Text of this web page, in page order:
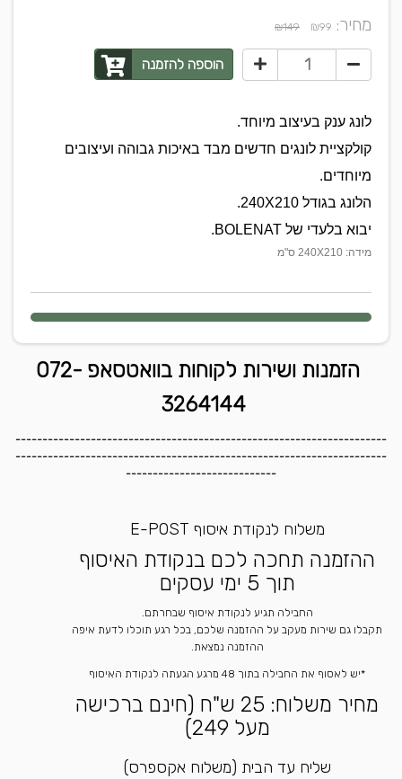
מחיר: ₪99
₪149
הוספה להזמנה
לונג ענק בעיצוב מיוחד.
קולקציית לונגים חדשים מבד באיכות גבוהה ועיצובים
מיוחדים.
הלונג בגודל 240X210.
יבוא בלעדי של BOLENAT.
מידה: 240X210 ס"מ
הזמנות ושירות לקוחות בוואטסאפ 072-
3264144
---------------------------------------------------------------------
---------------------------------------------------------------------
----------------------------
משלוח לנקודת איסוף E-POST
ההזמנה תחכה לכם בנקודת האיסוף
תוך 5 ימי עסקים
החבילה תגיע לנקודת איסוף שבחרתם.
תקבלו גם שירות מעקב על ההזמנה שלכם, בכל רגע תוכלו לדעת איפה
ההזמנה נמצאת.
*יש לאסוף את החבילה בתוך 48 מרגע הגעתה לנקודת האיסוף
מחיר משלוח: 25 ש"ח (חינם ברכישה
מעל 249)
שליח עד הבית (משלוח אקספרס)